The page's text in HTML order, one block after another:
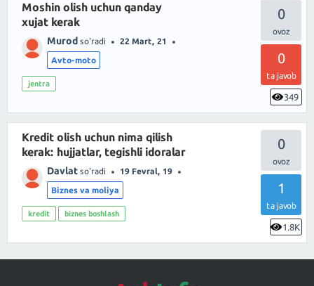
0
0
ta javob
349
Moshin olish uchun qanday
xujat kerak
Murod so'radi 22 Mart, 21
Avto-moto
jentra
0
1
ta javob
1.8K
Kredit olish uchun nima qilish
kerak: hujjatlar, tegishli idoralar
Davlat so'radi 19 Fevral, 19
Biznes va moliya
kredit biznes boshlash